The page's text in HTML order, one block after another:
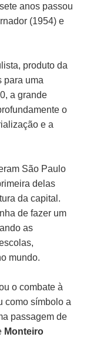
anos passou
(1954) e
produto da
para uma
a grande
o
e a
São Paulo
delas
da capital.
de fazer um
as
mundo.
o combate à
como símbolo a
passagem de
Monteiro